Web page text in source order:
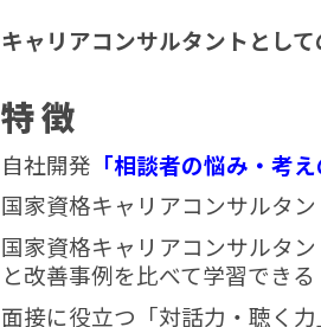
キャリアコンサルタントとし
特徴
自社開発 「相談者の悩み・考
国家資格キャリアコンサルタ
国家資格キャリアコンサルタ
と改善事例を比べて学習できる
面接に役立つ「対話力・聴く